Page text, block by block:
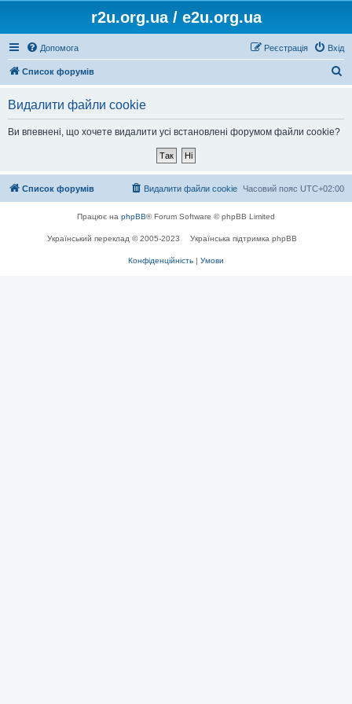
r2u.org.ua / e2u.org.ua
Допомога Вхід
Реєстрація
Список форумів
Видалити файли cookie
Ви впевнені, що хочете видалити усі встановлені форумом файли cookie?
Список форумів Часовий пояс UTC+02:00
Видалити файли cookie
Працює на phpBB® Forum Software © phpBB Limited
Український переклад © 2005-2023 Українська підтримка phpBB
Конфіденційність | Умови